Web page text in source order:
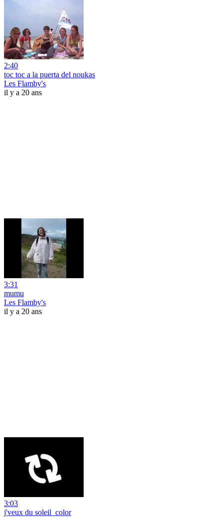
2:40
toc toc a la puerta del noukas
Les Flamby's
il y a 20 ans
3:31
mumu
Les Flamby's
il y a 20 ans
3:03
j'veux du soleil_color